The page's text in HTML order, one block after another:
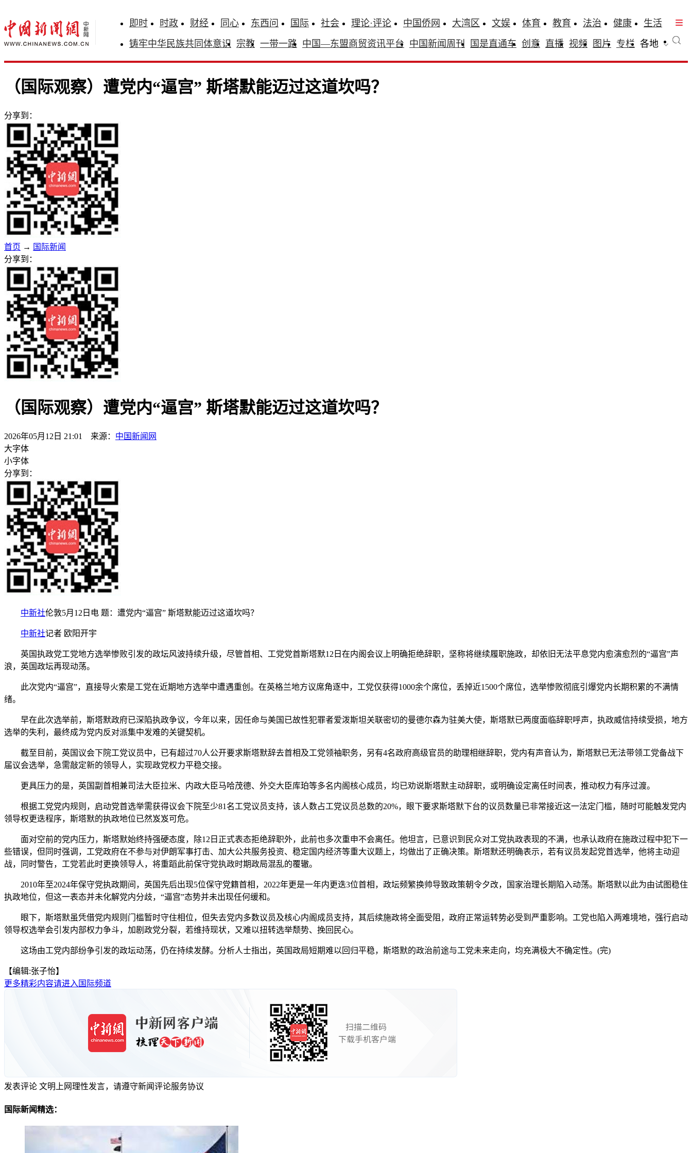
即时 时政 财经 同心 东西问 国际 社会 理论·评论 中国侨网 大湾区 文娱 体育 教育 法治 健康
生活
铸牢中华民族共同体意识 宗教 一带一路 中国—东盟商贸资讯平台 中国新闻周刊 国是直通车 创意 直播 视频 图片 专栏 各地
（国际观察）遭党内“逼宫” 斯塔默能迈过这道坎吗？
分享到：
首页 → 国际新闻
分享到：
（国际观察）遭党内“逼宫” 斯塔默能迈过这道坎吗？
2026年05月12日 21:01 来源： 中国新闻网
大字体
小字体
分享到：
中新社伦敦5月12日电 题：遭党内“逼宫” 斯塔默能迈过这道坎吗？
中新社记者 欧阳开宇
英国执政党工党地方选举惨败引发的政坛风波持续升级，尽管首相、工党党首斯塔默12日在内阁会议上明确拒绝辞职，坚称将继续履职施政，却依旧无法平息党内愈演愈烈的“逼宫”声
浪，英国政坛再现动荡。
此次党内“逼宫”，直接导火索是工党在近期地方选举中遭遇重创。在英格兰地方议席角逐中，工党仅获得1000余个席位，丢掉近1500个席位，选举惨败彻底引爆党内长期积累的不满情
绪。
早在此次选举前，斯塔默政府已深陷执政争议，今年以来，因任命与美国已故性犯罪者爱泼斯坦关联密切的曼德尔森为驻美大使，斯塔默已两度面临辞职呼声，执政威信持续受损，地方
选举的失利，最终成为党内反对派集中发难的关键契机。
截至目前，英国议会下院工党议员中，已有超过70人公开要求斯塔默辞去首相及工党领袖职务，另有4名政府高级官员的助理相继辞职，党内有声音认为，斯塔默已无法带领工党备战下
届议会选举，急需敲定新的领导人，实现政党权力平稳交接。
更具压力的是，英国副首相兼司法大臣拉米、内政大臣马哈茂德、外交大臣库珀等多名内阁核心成员，均已劝说斯塔默主动辞职，或明确设定离任时间表，推动权力有序过渡。
根据工党党内规则，启动党首选举需获得议会下院至少81名工党议员支持，该人数占工党议员总数的20%，眼下要求斯塔默下台的议员数量已非常接近这一法定门槛，随时可能触发党内
领导权更迭程序，斯塔默的执政地位已然岌岌可危。
面对空前的党内压力，斯塔默始终持强硬态度，除12日正式表态拒绝辞职外，此前也多次重申不会离任。他坦言，已意识到民众对工党执政表现的不满，也承认政府在施政过程中犯下一
些错误，但同时强调，工党政府在不参与对伊朗军事打击、加大公共服务投资、稳定国内经济等重大议题上，均做出了正确决策。斯塔默还明确表示，若有议员发起党首选举，他将主动迎
战，同时警告，工党若此时更换领导人，将重蹈此前保守党执政时期政局混乱的覆辙。
2010年至2024年保守党执政期间，英国先后出现5位保守党籍首相，2022年更是一年内更迭3位首相，政坛频繁换帅导致政策朝令夕改，国家治理长期陷入动荡。斯塔默以此为由试图稳住
执政地位，但这一表态并未化解党内分歧，“逼宫”态势并未出现任何缓和。
眼下，斯塔默虽凭借党内规则门槛暂时守住相位，但失去党内多数议员及核心内阁成员支持，其后续施政将全面受阻，政府正常运转势必受到严重影响。工党也陷入两难境地，强行启动
领导权选举会引发内部权力争斗，加剧政党分裂，若维持现状，又难以扭转选举颓势、挽回民心。
这场由工党内部纷争引发的政坛动荡，仍在持续发酵。分析人士指出，英国政局短期难以回归平稳，斯塔默的政治前途与工党未来走向，均充满极大不确定性。(完)
【编辑:张子怡】
更多精彩内容请进入国际频道
发表评论 文明上网理性发言，请遵守新闻评论服务协议
国际新闻精选：